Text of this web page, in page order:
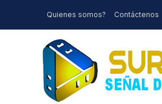
Quienes somos? Contáctenos